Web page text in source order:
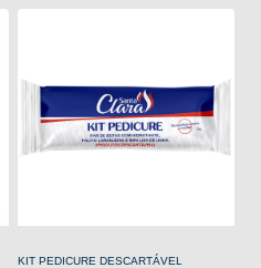
KIT PEDICURE DESCARTÁVEL